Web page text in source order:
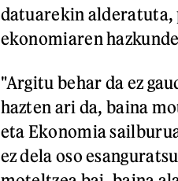
datuarekin alderatuta,
ekonomiaren
"Argitu behar da ez
hazten ari da, baina
eta Ekonomia
ez dela oso